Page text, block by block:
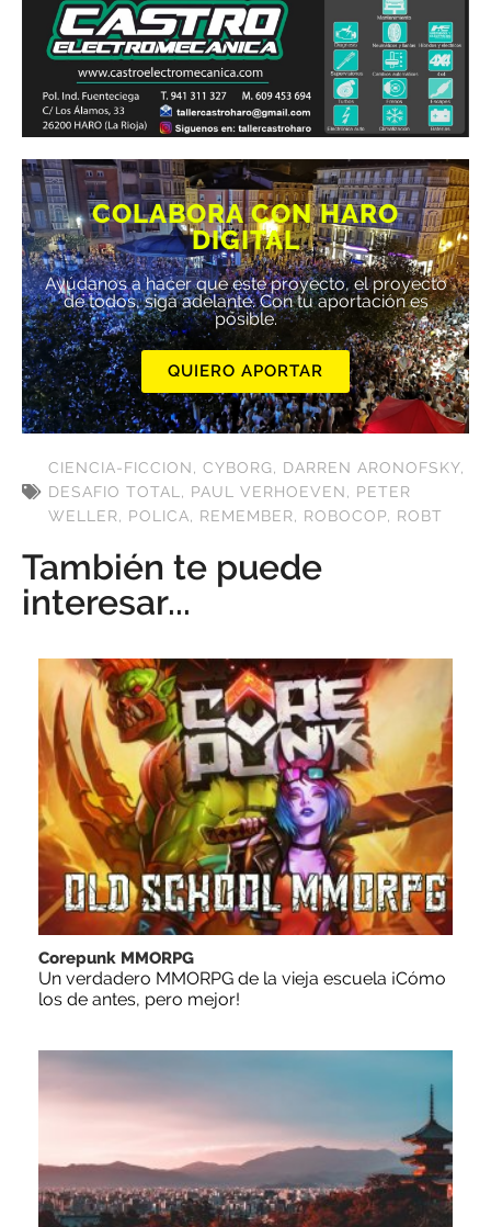
COLABORA CON HARO
DIGITAL
Ayúdanos a hacer que este proyecto, el proyecto
de todos, siga adelante. Con tu aportación es
posible.
QUIERO APORTAR
CIENCIA-FICCION, CYBORG, DARREN ARONOFSKY,
DESAFIO TOTAL , PAUL VERHOEVEN, PETER
WELLER, POLICA, REMEMBER, ROBOCOP, ROBT
También te puede
interesar...
Corepunk MMORPG
Un verdadero MMORPG de la vieja escuela ¡Cómo
los de antes, pero mejor!